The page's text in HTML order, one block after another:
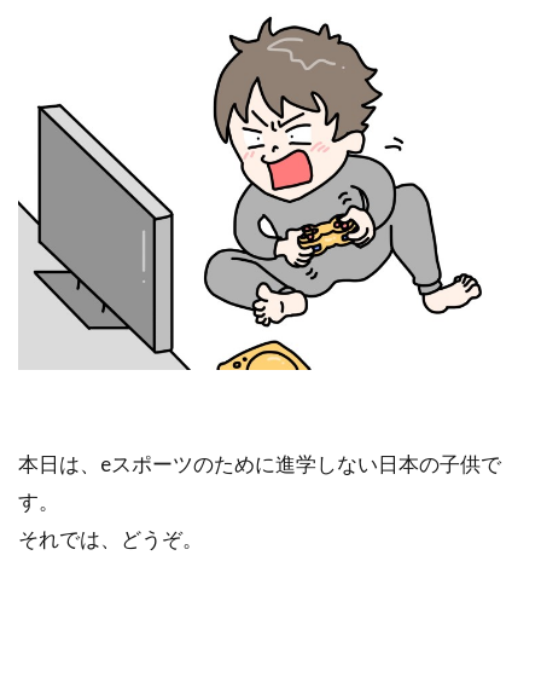
本日は、eスポーツのために進学しない日本の子供で
す。
それでは、どうぞ。